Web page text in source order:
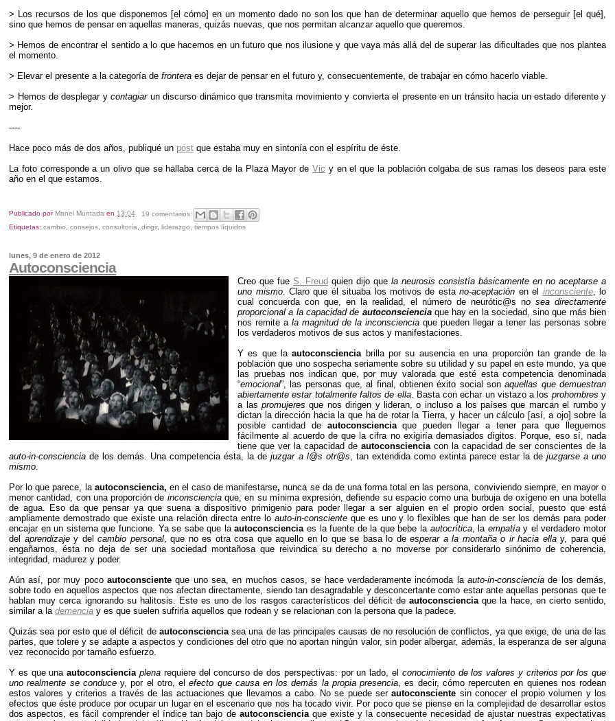
> Los recursos de los que disponemos [el cómo] en un momento dado no son los que han de determinar aquello que hemos de perseguir [el qué],
sino que hemos de pensar en aquellas maneras, quizás nuevas, que nos permitan alcanzar aquello que queremos.
> Hemos de encontrar el sentido a lo que hacemos en un futuro que nos ilusione y que vaya más allá del de superar las dificultades que nos plantea
el momento.
> Elevar el presente a la categoría defrontera es dejar de pensar en el futuro y, consecuentemente, de trabajar en cómo hacerlo viable.
> Hemos de desplegar ycontagiarun discurso dinámico que transmita movimiento y convierta el presente en un tránsito hacia un estado diferente y
mejor.
----
Hace poco más de dos años, publiqué un post que estaba muy en sintonía con el espíritu de éste.
La foto corresponde a un olivo que se hallaba cerca de la Plaza Mayor de Vic y en el que la población colgaba de sus ramas los deseos para este
año en el que estamos.
Publicado por Manel Muntada en 13:04
19 comentarios:
Etiquetas:cambio,consejos,consultoría,dirigir, liderazgo,tiempos líquidos
lunes, 9 de enero de 2012
Autoconsciencia
Creo que fue S. Freud quien dijo quela neurosis consistía básicamente en no aceptarse a
uno mismo. Claro que él situaba los motivos de estano-aceptación en el inconsciente, lo
cual concuerda con que, en la realidad, el número de neurótic@s no sea directamente
proporcional a la capacidad de autoconscienciaque hay en la sociedad, sino que más bien
nos remite ala magnitud de la inconsciencia que pueden llegar a tener las personas sobre
los verdaderos motivos de sus actos y manifestaciones.
Y es que laautoconscienciabrilla por su ausencia en una proporción tan grande de la
población que uno sospecha seriamente sobre su utilidad y su papel en este mundo, ya que
las pruebas nos indican que, por muy valorada que esté esta competencia denominada
“emocional”, las personas que, al final, obtienen éxito social sonaquellas que demuestran
abiertamente estar totalmente faltos de ella. Basta con echar un vistazo a los prohombres y
a las promujeres que nos dirigen y lideran, o incluso a los países que marcan el rumbo y
dictan la dirección hacia la que ha de rotar la Tierra, y hacer un cálculo [así, a ojo] sobre la
posible cantidad de autoconscienciaque pueden llegar a tener para que lleguemos
fácilmente al acuerdo de que la cifra no exigiría demasiados dígitos. Porque, eso sí, nada
tiene que ver la capacidad deautoconscienciacon la capacidad de ser conscientes de la
auto-in-consciencia de los demás. Una competencia ésta, la dejuzgar a l@s otr@s, tan extendida como extinta parece estar la de juzgarse a uno
mismo.
Por lo que parece, la autoconsciencia, en el caso de manifestarse, nunca se da de una forma total en las persona, conviviendo siempre, en mayor o
menor cantidad, con una proporción de inconscienciaque, en su mínima expresión, defiende su espacio como una burbuja de oxígeno en una botella
de agua. Eso da que pensar ya que suena a dispositivo primigenio para poder llegar a ser alguien en el propio orden social, puesto que está
ampliamente demostrado que existe una relación directa entre lo auto-in-conscienteque es uno y lo flexibles que han de ser los demás para poder
encajar en un sistema que funcione. Ya se sabe que laautoconscienciaes la fuente de la que bebe la autocrítica, la empatíay el verdadero motor
del aprendizajey delcambio personal, que no es otra cosa que aquello en lo que se basa lo deesperar a la montaña o ir hacia ellay, para qué
engañarnos, ésta no deja de ser una sociedad montañosa que reivindica su derecho a no moverse por considerarlo sinónimo de coherencia,
integridad, madurez y poder.
Aún así, por muy poco autoconscienteque uno sea, en muchos casos, se hace verdaderamente incómoda la auto-in-conscienciade los demás,
sobre todo en aquellos aspectos que nos afectan directamente, siendo tan desagradable y desconcertante como estar ante aquellas personas que te
hablan muy cerca ignorando su halitosis. Este es uno de los rasgos característicos del déficit deautoconscienciaque la hace, en cierto sentido,
similar a lademencia y es que suelen sufrirla aquellos que rodean y se relacionan con la persona que la padece.
Quizás sea por esto que el déficit de autoconscienciasea una de las principales causas de no resolución de conflictos, ya que exige, de una de las
partes, que tolere y se adapte a aspectos y condiciones del otro que no aportan ningún valor, sin poder albergar, además, la esperanza de ser alguna
vez reconocido por tamaño esfuerzo.
Y es que unaautoconsciencia plena requiere del concurso de dos perspectivas: por un lado, el conocimiento de los valores y criterios por los que
uno realmente se conducey, por el otro, elefecto que causa en los demás la propia presencia, es decir, cómo repercuten en quienes nos rodean
estos valores y criterios a través de las actuaciones que llevamos a cabo. No se puede serautoconsciente sin conocer el propio volumen y los
efectos que éste produce por ocupar un lugar en el escenario que nos ha tocado vivir. Por poco que se piense en la complejidad de desarrollar estos
dos aspectos, es fácil comprender el índice tan bajo de autoconscienciaque existe y la consecuente necesidad de ajustar nuestras expectativas